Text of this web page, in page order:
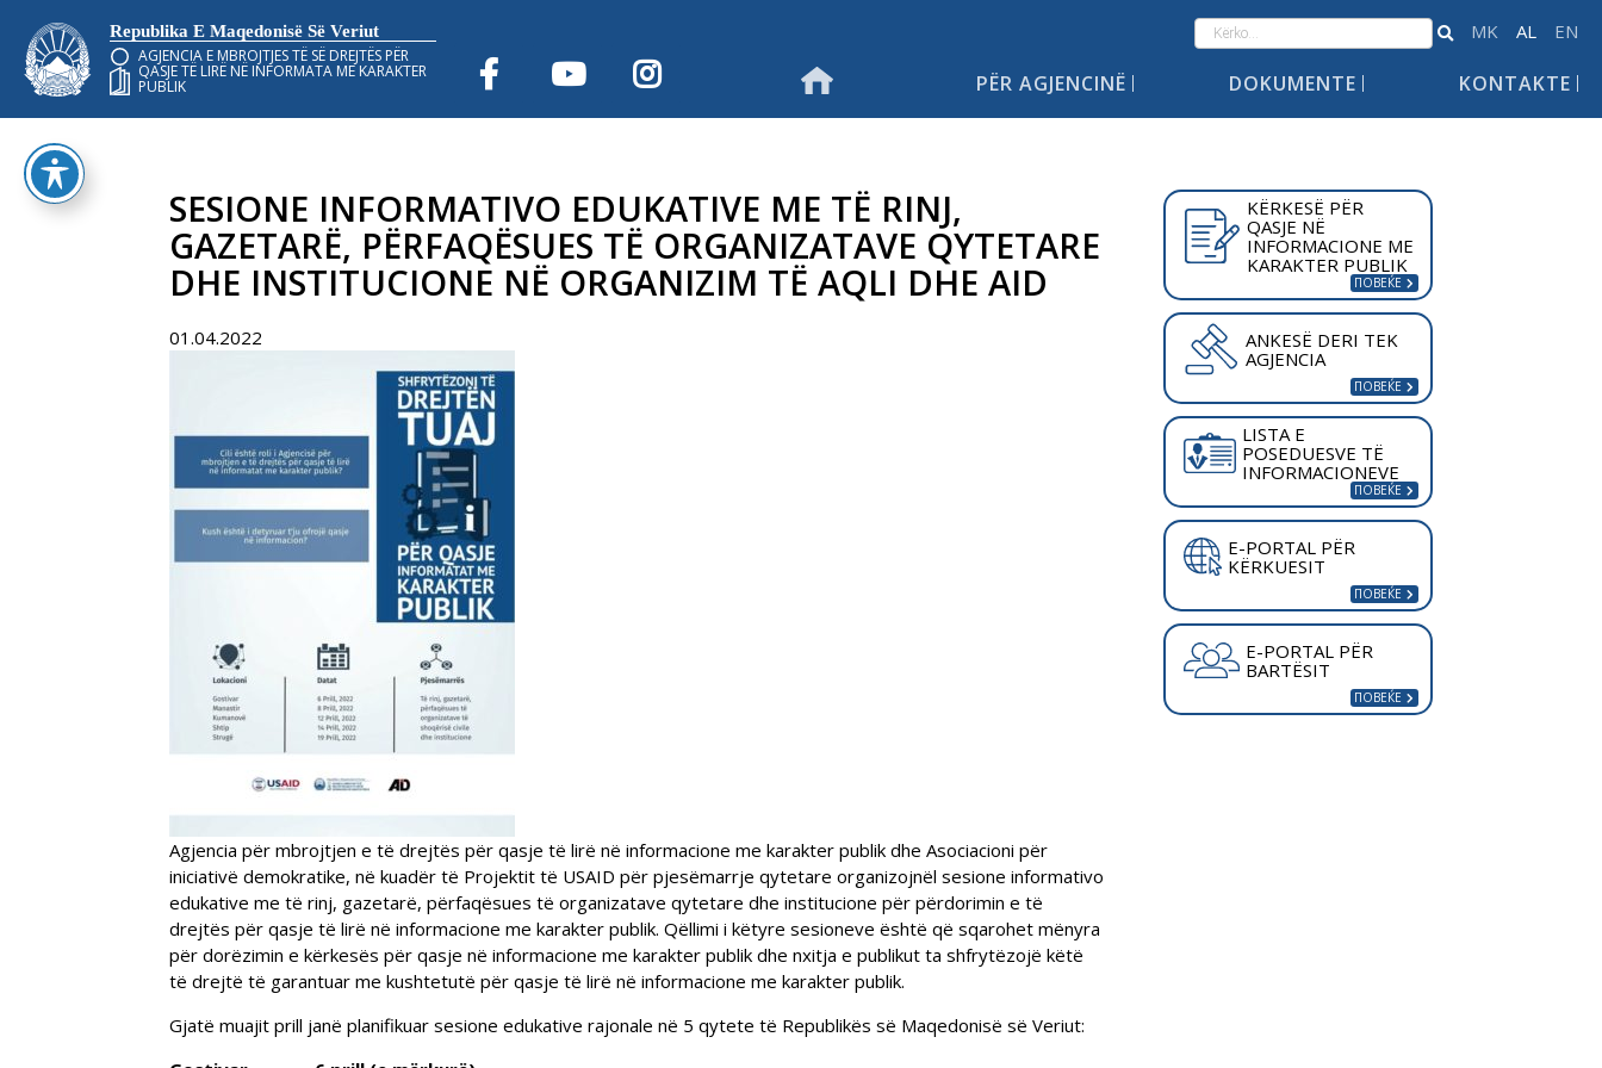
Republika E Maqedonisë Së Veriut
AGJENCIA E MBROJTJES TË SË DREJTËS PËR
QASJE TË LIRË NË INFORMATA ME KARAKTER
PUBLIK PËR AGJENCINË DOKUMENTE KONTAKTE
SESIONE INFORMATIVO EDUKATIVE ME TË RINJ,
GAZETARË, PËRFAQËSUES TË ORGANIZATAVE QYTETARE
DHE INSTITUCIONE NË ORGANIZIM TË AQLI DHE AID
01.04.2022
Agjencia për mbrojtjen e të drejtës për qasje të lirë në informacione me karakter publik dhe Asociacioni për
iniciativë demokratike, në kuadër të Projektit të USAID për pjesëmarrje qytetare organizojnël sesione informativo
edukative me të rinj, gazetarë, përfaqësues të organizatave qytetare dhe institucione për përdorimin e të
drejtës për qasje të lirë në informacione me karakter publik. Qëllimi i këtyre sesioneve është që sqarohet mënyra
për dorëzimin e kërkesës për qasje në informacione me karakter publik dhe nxitja e publikut ta shfrytëzojë këtë
të drejtë të garantuar me kushtetutë për qasje të lirë në informacione me karakter publik.
Gjatë muajit prill janë planifikuar sesione edukative rajonale në 5 qytete të Republikës së Maqedonisë së Veriut:
KËRKESË PËR
QASJE NË
INFORMACIONE ME
KARAKTER PUBLIK
ANKESË DERI TEK
AGJENCIA
LISTA E
POSEDUESVE TË
INFORMACIONEVE
E-PORTAL PËR
KËRKUESIT
E-PORTAL PËR
BARTËSIT